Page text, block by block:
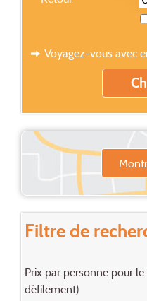
Voyagez-vous avec
Filtre de
Prix par personne pour
défilement)